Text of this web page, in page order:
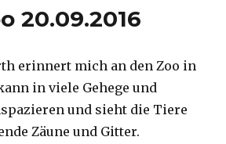
Perth
20.09.2016
erinnert mich an den Zoo in
in viele Gehege und
und sieht die Tiere
Zäune und Gitter.